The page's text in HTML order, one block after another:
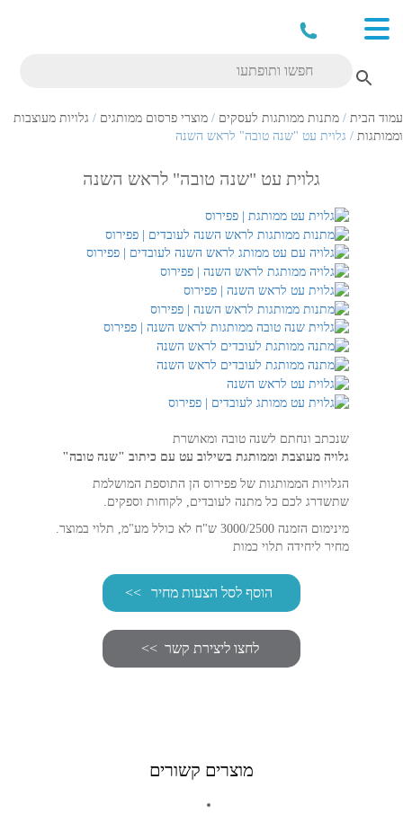
עמוד הבית / מתנות ממותגות לעסקים / מוצרי פרסום ממותגים / גלויות מעוצבות
וממותגות / גלוית עט "שנה טובה" לראש השנה
גלוית עט "שנה טובה" לראש השנה
שנכתב ונחתם לשנה טובה ומאושרת
גלויה מעוצבת וממותגת בשילוב עט עם כיתוב "שנה טובה"
הגלויות הממותגות של פפירוס הן התוספת המושלמת
שתשדרג לכם כל מתנה לעובדים, לקוחות וספקים.
מינימום הזמנה 3000/2500 ש"ח לא כולל מע"מ, תלוי במוצר.
מחיר ליחידה תלוי כמות
הוסף לסל הצעות מחיר
מוצרים קשורים